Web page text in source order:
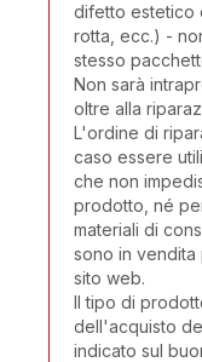
difetto estetico
rotta, ecc.) -
stesso
Non sarà
oltre alla
L'ordine di
caso essere
che non
prodotto, né
materiali di
sono in vendita
sito web.
Il tipo di
dell'acquisto
indicato sul